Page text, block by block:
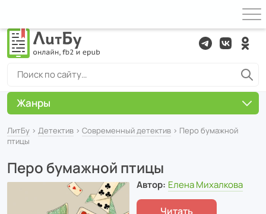
ЛитБу › Детектив › Современный детектив › Перо бумажной
птицы
Перо бумажной птицы
Автор: Елена Михалкова
Читать
Жанры